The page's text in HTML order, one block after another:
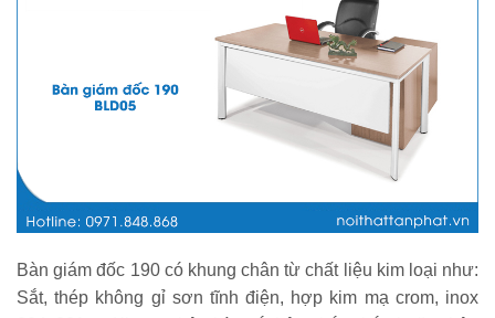
Bàn giám đốc 190 có khung chân từ chất liệu kim loại như:
Sắt, thép không gỉ sơn tĩnh điện, hợp kim mạ crom, inox